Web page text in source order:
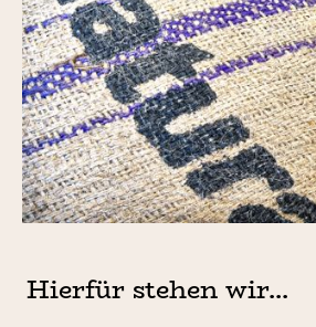
Hierfür stehen wir...